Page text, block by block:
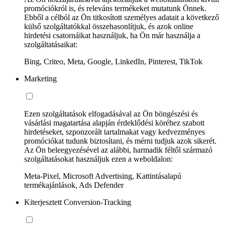
promóciókról is, és releváns termékeket mutatunk Önnek.
Ebből a célból az Ön titkosított személyes adatait a következő
külső szolgáltatókkal összehasonlítjuk, és azok online
hirdetési csatornáikat használjuk, ha Ön már használja a
szolgáltatásaikat:
Bing, Criteo, Meta, Google, LinkedIn, Pinterest, TikTok
Marketing
Ezen szolgáltatások elfogadásával az Ön böngészési és
vásárlási magatartása alapján érdeklődési köréhez szabott
hirdetéseket, szponzorált tartalmakat vagy kedvezményes
promóciókat tudunk biztosítani, és mérni tudjuk azok sikerét.
Az Ön beleegyezésével az alábbi, harmadik féltől származó
szolgáltatásokat használjuk ezen a weboldalon:
Meta-Pixel, Microsoft Advertising, Kattintásalapú
termékajánlások, Ads Defender
Kiterjesztett Conversion-Tracking